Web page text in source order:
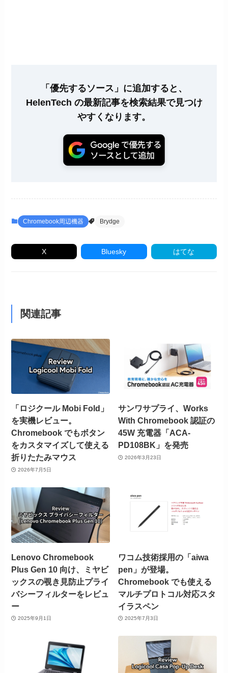
「優先するソース」に追加すると、
HelenTech の最新記事を検索結果で見つけ
やすくなります。
Chromebook周辺機器 Brydge
X Bluesky はてな
関連記事
「ロジクール Mobi Fold」
を実機レビュー。
Chromebook でもボタン
をカスタマイズして使える
折りたたみマウス
2026年7月5日
サンワサプライ、Works
With Chromebook 認証の
45W 充電器「ACA-
PD108BK」を発売
2026年3月23日
Lenovo Chromebook
Plus Gen 10 向け、ミヤビ
ックスの覗き見防止プライ
バシーフィルターをレビュ
ー
2025年9月1日
ワコム技術採用の「aiwa
pen」が登場。
Chromebook でも使える
マルチプロトコル対応スタ
イラスペン
2025年7月3日